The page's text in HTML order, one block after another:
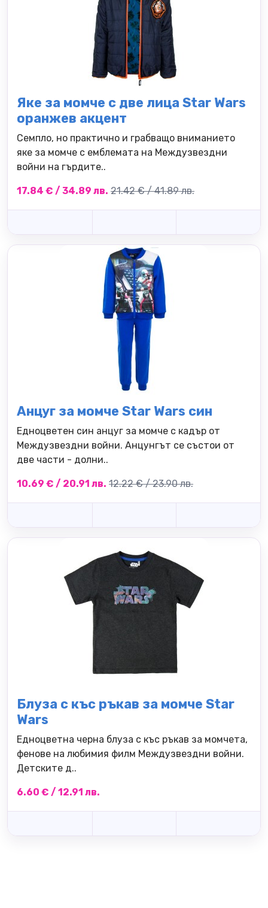
Яке за момче с две лица Star Wars
оранжев акцент
Семпло, но практично и грабващо вниманието
яке за момче с емблемата на Междузвездни
войни на гърдите..
17.84 € / 34.89 лв. 21.42 € / 41.89 лв.
Анцуг за момче Star Wars син
Едноцветен син анцуг за момче с кадър от
Междузвездни войни. Анцунгът се състои от
две части - долни..
10.69 € / 20.91 лв. 12.22 € / 23.90 лв.
Блуза с къс ръкав за момче Star
Wars
Едноцветна черна блуза с къс ръкав за момчета,
фенове на любимия филм Междузвездни войни.
Детските д..
6.60 € / 12.91 лв.